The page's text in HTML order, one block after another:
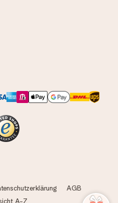
AGB
A-Z